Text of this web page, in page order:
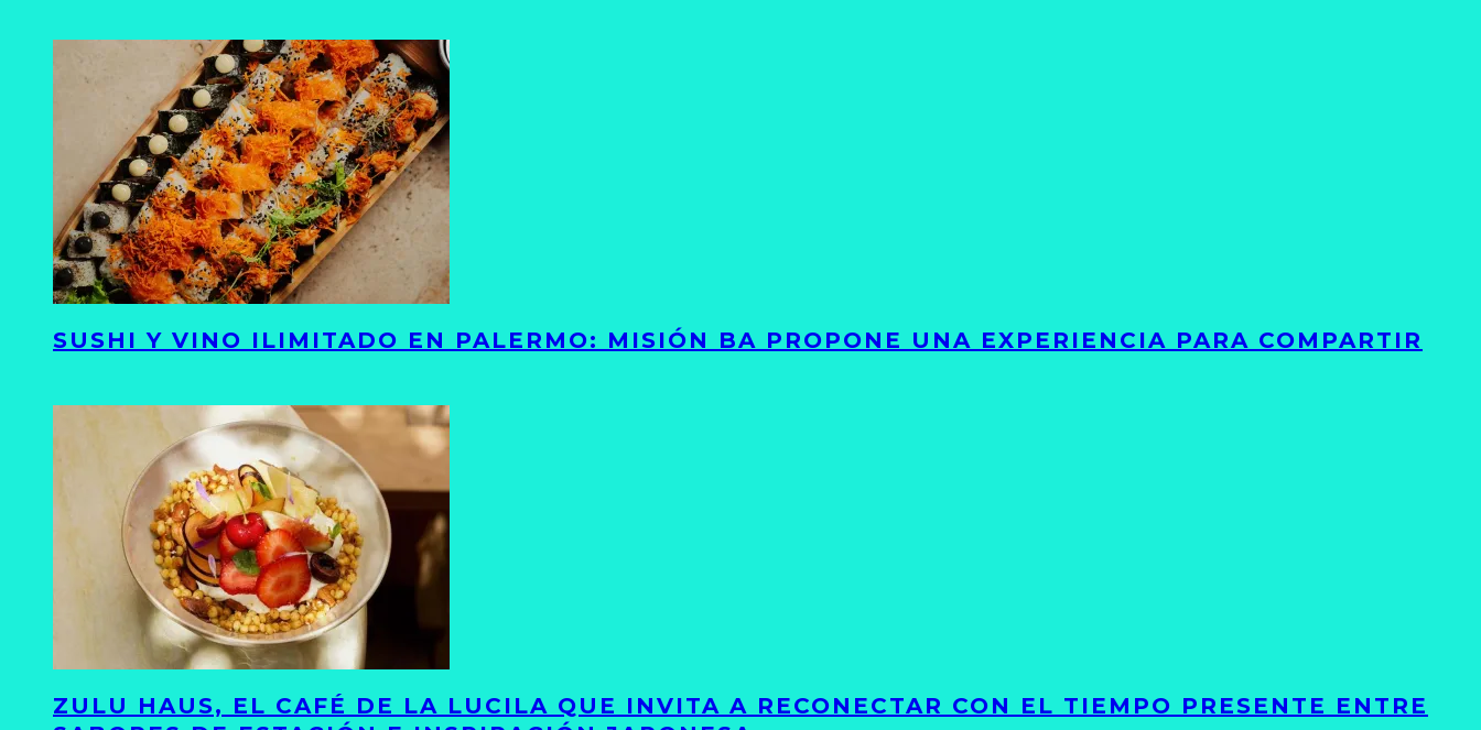
SUSHI Y VINO ILIMITADO EN PALERMO: MISIÓN BA PROPONE UNA EXPERIENCIA PARA COMPARTIR
ZULU HAUS, EL CAFÉ DE LA LUCILA QUE INVITA A RECONECTAR CON EL TIEMPO PRESENTE ENTRE